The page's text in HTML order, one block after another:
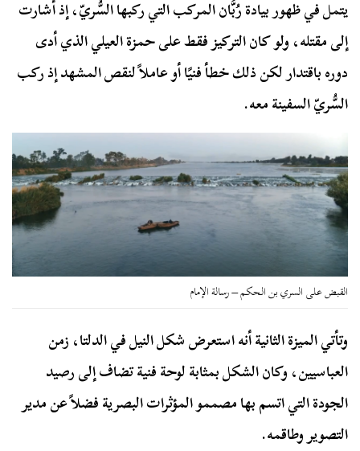
يتمل في ظهور بيادة رُبَّان المركب التي ركبها السُّريّ، إذ أشارت
إلى مقتله، ولو كان التركيز فقط على حمزة العيلي الذي أدى
دوره باقتدار لكن ذلك خطأ فنيًا أو عاملاً لنقص المشهد إذ ركب
السُّريّ السفينة معه.
القبض على السري بن الحكم – رسالة الإمام
وتأتي الميزة الثانية أنه استعرض شكل النيل في الدلتا، زمن
العباسيين، وكان الشكل بمثابة لوحة فنية تضاف إلى رصيد
الجودة التي اتسم بها مصممو المؤثرات البصرية فضلاً عن مدير
التصوير وطاقمه.